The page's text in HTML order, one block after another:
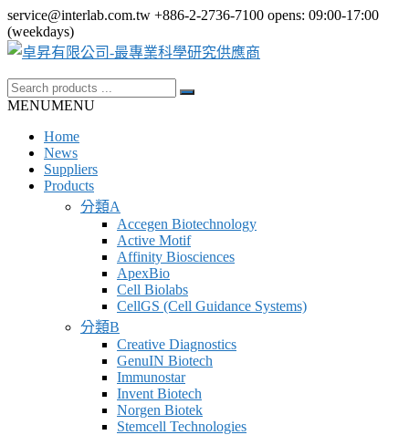
Skip
to
content
service@interlab.com.tw +886-2-2736-7100 opens: 09:00-17:00
(weekdays)
卓
昇
Search
for:
MENUMENU
Home
News
Suppliers
Products
分類A
Accegen Biotechnology
Active Motif
Affinity Biosciences
ApexBio
Cell Biolabs
CellGS (Cell Guidance Systems)
分類B
Creative Diagnostics
GenuIN Biotech
Immunostar
Invent Biotech
Norgen Biotek
Stemcell Technologies